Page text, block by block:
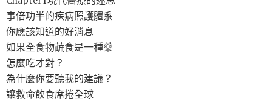
事倍功半的疾病照護體系
你應該知道的好消息
如果全食物蔬食是一種藥
怎麼吃才對？
為什麼你要聽我的建議？
讓救命飲食席捲全球